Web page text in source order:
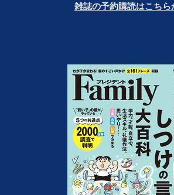
雑誌の予約購読はこちら